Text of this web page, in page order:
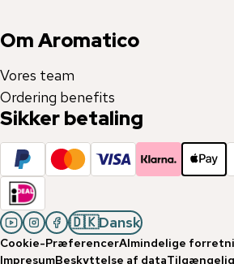
Om Aromatico
Vores team
Ordering benefits
Sikker betaling
🇩🇰Dansk
Cookie-PræferencerAlmindelige
ImpresumBeskyttelse af data